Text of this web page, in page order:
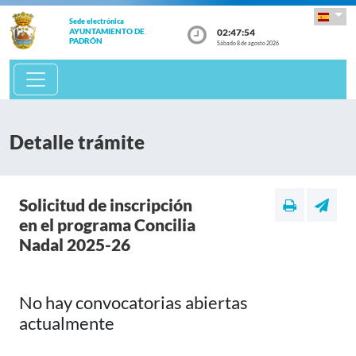
Sede electrónica
AYUNTAMIENTO DE
PADRÓN
02:47:54
Sábado 8 de agosto 2026
Detalle trámite
Solicitud de inscripción
en el programa Concilia
Nadal 2025-26
No hay convocatorias abiertas
actualmente